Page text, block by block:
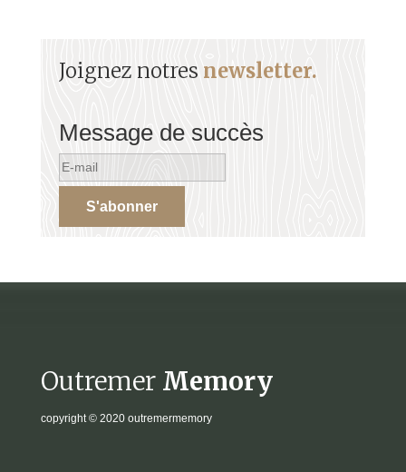
Joignez notres newsletter.
Message de succès
S'abonner
Outremer Memory
copyright © 2020 outremermemory